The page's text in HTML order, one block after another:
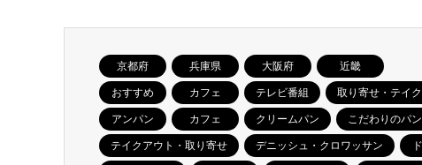
京都府 兵庫県 大阪府 近畿
おすすめ カフェ テレビ番組 取り寄せ・テイ
アンパン カフェ クリームパン こだわりのパン
テイクアウト・取り寄せ デニッシュ・クロワッサン